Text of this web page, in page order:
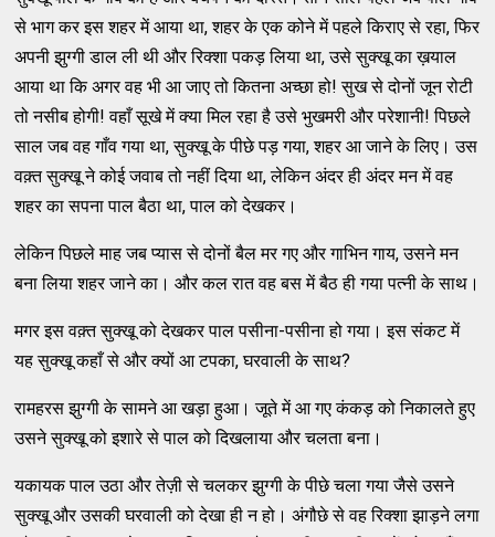
से भाग कर इस शहर में आया था, शहर के एक कोने में पहले किराए से रहा, फिर
अपनी झुग्‍गी डाल ली थी और रिक्‍शा पकड़ लिया था, उसे सुक्‍खू का ख़याल
आया था कि अगर वह भी आ जाए तो कितना अच्‍छा हो! सुख से दोनों जून रोटी
तो नसीब होगी! वहाँ सूखे में क्‍या मिल रहा है उसे भुखमरी और परेशानी! पिछले
साल जब वह गाँव गया था, सुक्‍खू के पीछे पड़ गया, शहर आ जाने के लिए। उस
वक़्‍त सुक्‍खू ने कोई जवाब तो नहीं दिया था, लेकिन अंदर ही अंदर मन में वह
शहर का सपना पाल बैठा था, पाल को देखकर।
लेकिन पिछले माह जब प्‍यास से दोनों बैल मर गए और गाभिन गाय, उसने मन
बना लिया शहर जाने का। और कल रात वह बस में बैठ ही गया पत्‍नी के साथ।
मगर इस वक़्‍त सुक्‍खू को देखकर पाल पसीना-पसीना हो गया। इस संकट में
यह सुक्‍खू कहाँ से और क्‍यों आ टपका, घरवाली के साथ?
रामहरस झुग्‍गी के सामने आ खड़ा हुआ। जूते में आ गए कंकड़ को निकालते हुए
उसने सुक्‍खू को इशारे से पाल को दिखलाया और चलता बना।
यकायक पाल उठा और तेज़ी से चलकर झुग्‍गी के पीछे चला गया जैसे उसने
सुक्‍खू और उसकी घरवाली को देखा ही न हो। अंगौछे से वह रिक्‍शा झाड़ने लगा